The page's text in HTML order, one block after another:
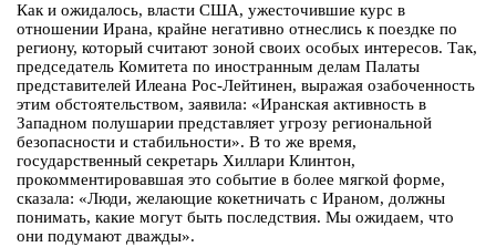
Как и ожидалось, власти США, ужесточившие курс в
отношении Ирана, крайне негативно отнеслись к поездке по
региону, который считают зоной своих особых интересов. Так,
председатель Комитета по иностранным делам Палаты
представителей Илеана Рос-Лейтинен, выражая озабоченность
этим обстоятельством, заявила: «Иранская активность в
Западном полушарии представляет угрозу региональной
безопасности и стабильности». В то же время,
государственный секретарь Хиллари Клинтон,
прокомментировавшая это событие в более мягкой форме,
сказала: «Люди, желающие кокетничать с Ираном, должны
понимать, какие могут быть последствия. Мы ожидаем, что
они подумают дважды».